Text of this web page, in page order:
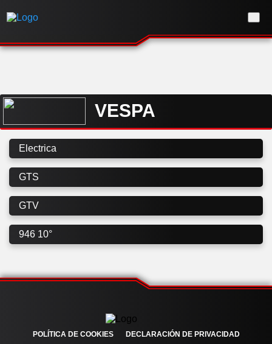
VESPA
Electrica
GTS
GTV
946 10°
POLÍTICA DE COOKIES DECLARACIÓN DE PRIVACIDAD